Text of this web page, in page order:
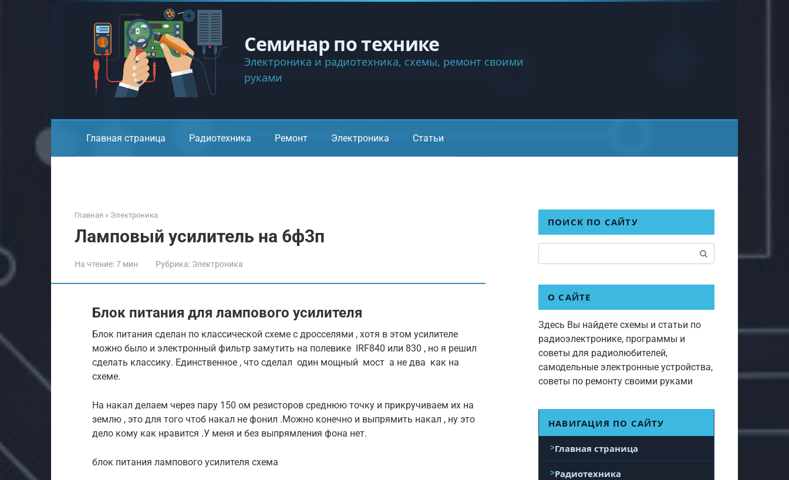
Семинар по технике
Электроника и радиотехника, схемы, ремонт своими
руками
Главная страница Радиотехника Ремонт Электроника Статьи
Главная » Электроника
Ламповый усилитель на 6ф3п
На чтение:7 мин Рубрика: Электроника
Блок питания для лампового усилителя
Блок питания сделан по классической схеме с дросселями , хотя в этом усилителе
можно было и электронный фильтр замутить на полевике IRF840 или 830 , но я решил
сделать классику. Единственное , что сделал один мощный мост а не два как на
схеме.
На накал делаем через пару 150 ом резисторов среднюю точку и прикручиваем их на
землю , это для того чтоб накал не фонил .Можно конечно и выпрямить накал , ну это
дело кому как нравится .У меня и без выпрямления фона нет.
блок питания лампового усилителя схема
ПОИСК ПО САЙТУ
О САЙТЕ
Здесь Вы найдете схемы и статьи по
радиоэлектронике, программы и
советы для радиолюбителей,
самодельные электронные устройства,
советы по ремонту своими руками
НАВИГАЦИЯ ПО САЙТУ
Главная страница
Радиотехника